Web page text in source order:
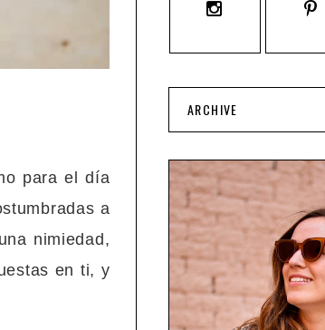
para el día
a
nimiedad,
en ti, y
ARCHIVE